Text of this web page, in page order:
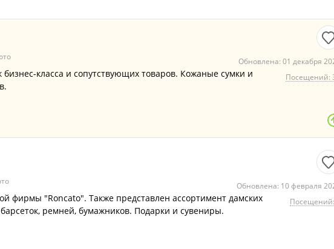
Обновлена: 01 декабря
Посещений:
класса и сопутствующих товаров. Кожаные сумки и
Обновлена: 10 февраля
фирмы "Roncato". Также представлен ассортимент дамских
ремней, бумажников. Подарки и сувениры.